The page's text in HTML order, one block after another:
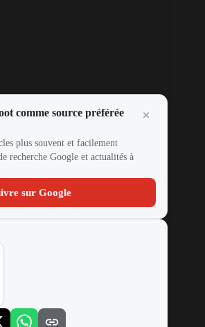
comme source préférée
plus souvent et facilement
recherche Google et actualités à
sur Google